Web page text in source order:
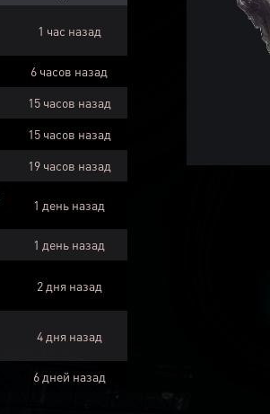
1 час назад
6 часов назад
15 часов назад
15 часов назад
19 часов назад
1 день назад
1 день назад
2 дня назад
4 дня назад
6 дней назад